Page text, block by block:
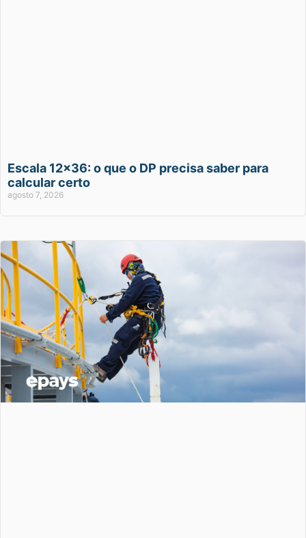
Escala 12×36: o que o DP precisa saber para
calcular certo
agosto 7, 2026